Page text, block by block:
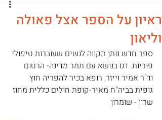
ראיון על הספר אצל פאולה
וליאון
ספר חדש נותן תקווה לנשים שעוברות טיפולי
פוריות. דנו בנושא עם תמר מדינה- הרטום
וד"ר אמיר וייזר, רופא בכיר להפריה חוץ
גופית בביה"ח מאיר-קופת חולים כללית מחוז
שרון - שומרון